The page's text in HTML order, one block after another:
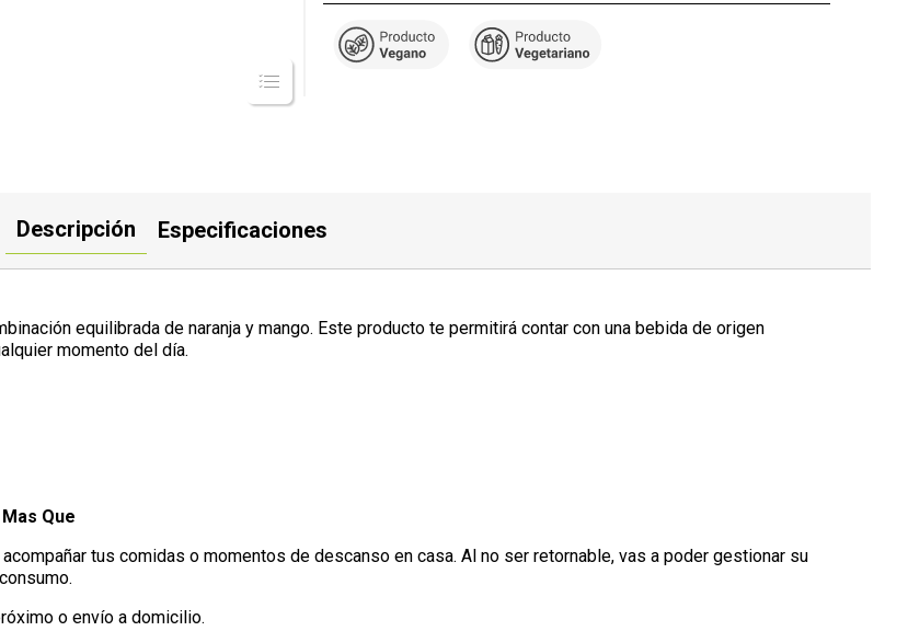
Descripción Especificaciones
equilibrada de naranja y mango. Este producto te permitirá contar con una bebida de origen
momento del día.
Que
tus comidas o momentos de descanso en casa. Al no ser retornable, vas a poder gestionar su
o envío a domicilio.